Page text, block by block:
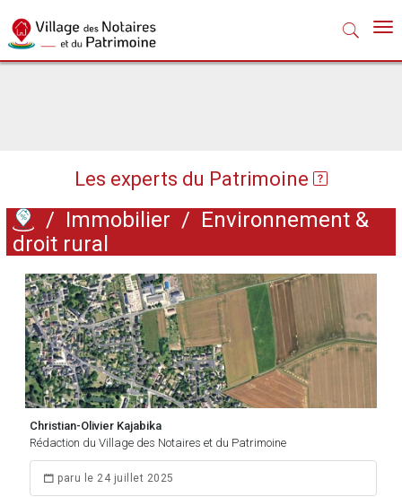
Les experts du Patrimoine
/ Immobilier / Environnement &
droit rural
Christian-Olivier Kajabika
Rédaction du Village des Notaires et du Patrimoine
paru le 24 juillet 2025